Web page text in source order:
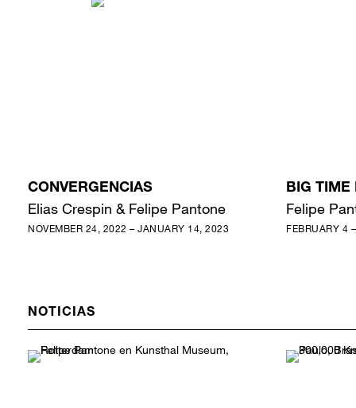
CONVERGENCIAS
Elias Crespin & Felipe Pantone
NOVEMBER 24, 2022 – JANUARY 14, 2023
BIG TIME
Felipe
FEBRUARY 4
NOTICIAS